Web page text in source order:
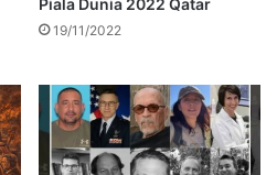
Piala Dunia 2022 Qatar
19/11/2022